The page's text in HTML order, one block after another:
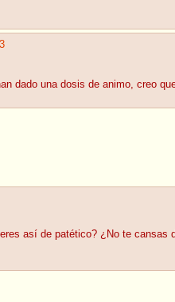
dado una dosis de animo, creo
así de patético? ¿No te cansas